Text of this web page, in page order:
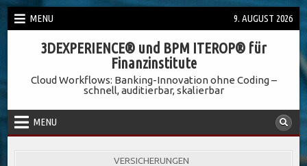
Skip
to
MENU 9. AUGUST 2026
3DEXPERIENCE® und BPM ITEROP® für
Finanzinstitute
Cloud Workflows: Banking-Innovation ohne Coding –
schnell, auditierbar, skalierbar
MENU
POSTED
VERSICHERUNGEN